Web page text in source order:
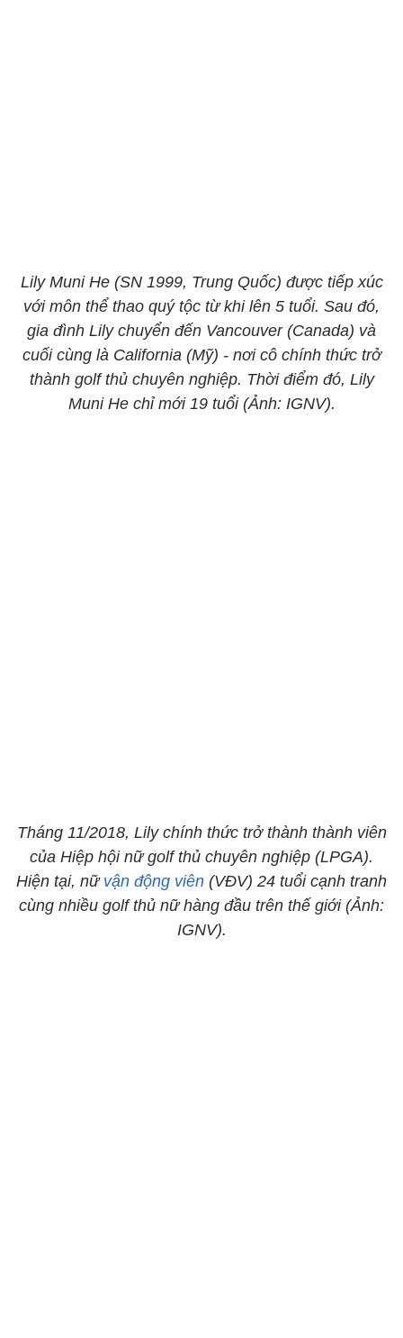
Lily Muni He (SN 1999, Trung Quốc) được tiếp xúc
với môn thể thao quý tộc từ khi lên 5 tuổi. Sau đó,
gia đình Lily chuyển đến Vancouver (Canada) và
cuối cùng là California (Mỹ) - nơi cô chính thức trở
thành golf thủ chuyên nghiệp. Thời điểm đó, Lily
Muni He chỉ mới 19 tuổi (Ảnh: IGNV).
Tháng 11/2018, Lily chính thức trở thành thành viên
của Hiệp hội nữ golf thủ chuyên nghiệp (LPGA).
Hiện tại, nữ vận động viên (VĐV) 24 tuổi cạnh tranh
cùng nhiều golf thủ nữ hàng đầu trên thế giới (Ảnh:
IGNV).